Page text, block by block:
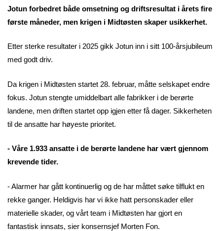
Jotun forbedret både omsetning og driftsresultat i årets fire
første måneder, men krigen i Midtøsten skaper usikkerhet.
Etter sterke resultater i 2025 gikk Jotun inn i sitt 100-årsjubileum
med godt driv.
Da krigen i Midtøsten startet 28. februar, måtte selskapet endre
fokus. Jotun stengte umiddelbart alle fabrikker i de berørte
landene, men driften startet opp igjen etter få dager. Sikkerheten
til de ansatte har høyeste prioritet.
- Våre 1.933 ansatte i de berørte landene har vært gjennom
krevende tider.
- Alarmer har gått kontinuerlig og de har måttet søke tilflukt en
rekke ganger. Heldigvis har vi ikke hatt personskader eller
materielle skader, og vårt team i Midtøsten har gjort en
fantastisk innsats, sier konsernsjef Morten Fon.